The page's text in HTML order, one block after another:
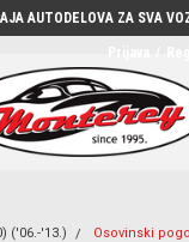
AUTODELOVA ZA SVA
('06.-'13.) Osovinski